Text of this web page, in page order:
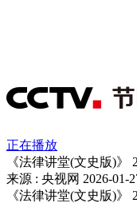
正在播放
《法律讲堂(文史版)》
来源 : 央视网 2026-01-
《法律讲堂(文史版)》